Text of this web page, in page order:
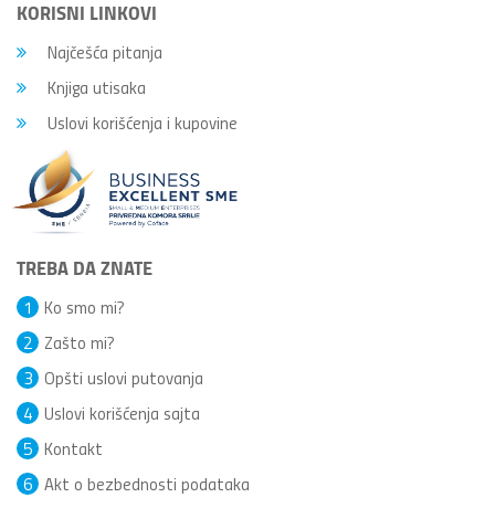
KORISNI LINKOVI
Najčešća pitanja
Knjiga utisaka
Uslovi korišćenja i kupovine
TREBA DA ZNATE
Ko smo mi?
1
Zašto mi?
2
Opšti uslovi putovanja
3
Uslovi korišćenja sajta
4
Kontakt
5
Akt o bezbednosti podataka
6